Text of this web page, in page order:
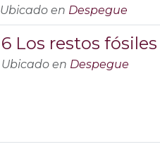
Ubicado en Despegue
6 Los restos
Ubicado en Despegue